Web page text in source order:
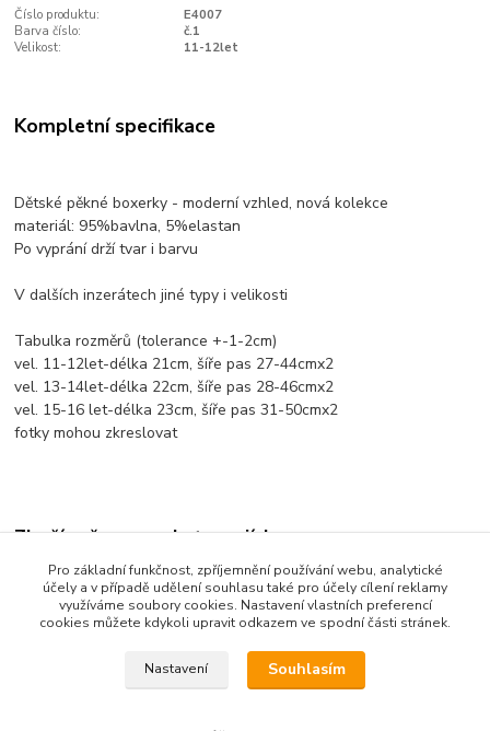
Číslo produktu:
E4007
Barva číslo:
č.1
Velikost:
11-12let
Kompletní specifikace
Dětské pěkné boxerky - moderní vzhled, nová kolekce
materiál: 95%bavlna, 5%elastan
Po vyprání drží tvar i barvu
V dalších inzerátech jiné typy i velikosti
Tabulka rozměrů (tolerance +-1-2cm)
vel. 11-12let-délka 21cm, šíře pas 27-44cmx2
vel. 13-14let-délka 22cm, šíře pas 28-46cmx2
vel. 15-16 let-délka 23cm, šíře pas 31-50cmx2
fotky mohou zkreslovat
Zboží zařazeno v kategoriích
Dětské oblečení
Dětské spodní prádlo
Pro základní funkčnost, zpříjemnění používání webu, analytické
účely a v případě udělení souhlasu také pro účely cílení reklamy
využíváme soubory cookies. Nastavení vlastních preferencí
cookies můžete kdykoli upravit odkazem ve spodní části stránek.
Nastavení Souhlasím